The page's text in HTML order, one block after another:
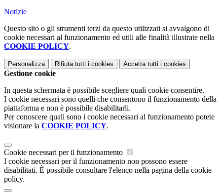
Notizie
Questo sito o gli strumenti terzi da questo utilizzati si avvalgono di
cookie necessari al funzionamento ed utili alle finalità illustrate nella
COOKIE POLICY.
Personalizza Rifiuta tutti i cookies Accetta tutti i cookies
Gestione cookie
In questa schermata è possibile scegliere quali cookie consentire.
I cookie necessari sono quelli che consentono il funzionamento della
piattaforma e non è possibile disabilitarli.
Per conoscere quali sono i cookie necessari al funzionamento potete
visionare la COOKIE POLICY.
Cookie necessari per il funzionamento
I cookie necessari per il funzionamento non possono essere
disabilitati. È possibile consultare l'elenco nella pagina della cookie
policy.